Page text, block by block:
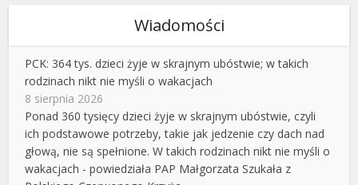
Wiadomości
PCK: 364 tys. dzieci żyje w skrajnym ubóstwie; w takich
rodzinach nikt nie myśli o wakacjach
8 sierpnia 2026
Ponad 360 tysięcy dzieci żyje w skrajnym ubóstwie, czyli
ich podstawowe potrzeby, takie jak jedzenie czy dach nad
głową, nie są spełnione. W takich rodzinach nikt nie myśli o
wakacjach - powiedziała PAP Małgorzata Szukała z